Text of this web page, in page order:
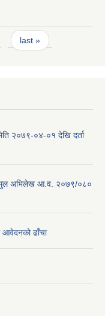
last »
२०७९-०४-०१ देखि दर्ता
मुल अभिलेख आ.व. २०७९/०८०
आवेदनको ढाँचा